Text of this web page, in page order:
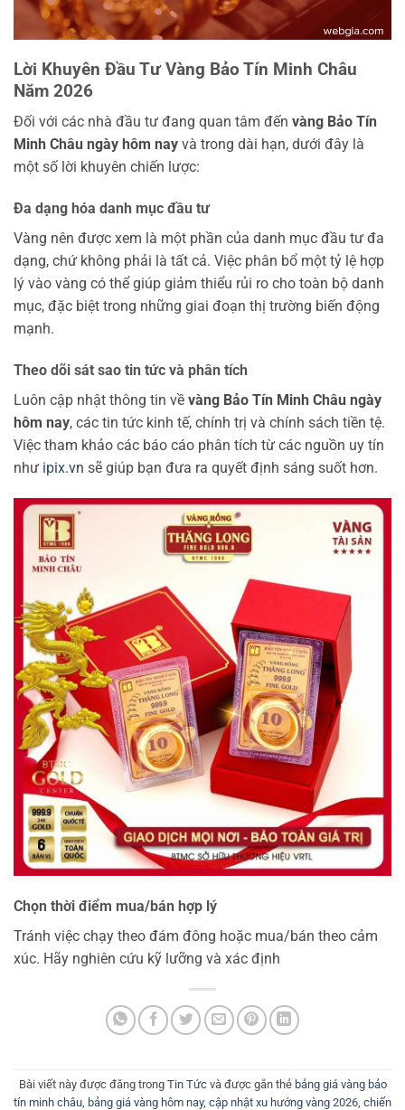
Lời Khuyên Đầu Tư Vàng Bảo Tín Minh Châu
Năm 2026
Đối với các nhà đầu tư đang quan tâm đến vàng Bảo Tín
Minh Châu ngày hôm nay và trong dài hạn, dưới đây là
một số lời khuyên chiến lược:
Đa dạng hóa danh mục đầu tư
Vàng nên được xem là một phần của danh mục đầu tư đa
dạng, chứ không phải là tất cả. Việc phân bổ một tỷ lệ hợp
lý vào vàng có thể giúp giảm thiểu rủi ro cho toàn bộ danh
mục, đặc biệt trong những giai đoạn thị trường biến động
mạnh.
Theo dõi sát sao tin tức và phân tích
Luôn cập nhật thông tin về vàng Bảo Tín Minh Châu ngày
hôm nay, các tin tức kinh tế, chính trị và chính sách tiền tệ.
Việc tham khảo các báo cáo phân tích từ các nguồn uy tín
như ipix.vn sẽ giúp bạn đưa ra quyết định sáng suốt hơn.
Chọn thời điểm mua/bán hợp lý
Tránh việc chạy theo đám đông hoặc mua/bán theo cảm
xúc. Hãy nghiên cứu kỹ lưỡng và xác định
Bài viết này được đăng trong Tin Tứcvà được gắn thẻ bảng giá vàng bảo
tín minh châu bảng giá vàng hôm nay, cập nhật xu hướng vàng 2026 chiến